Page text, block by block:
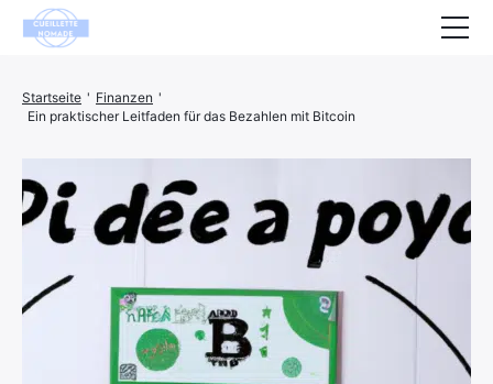
Startseite ' Finanzen '
Ein praktischer Leitfaden für das Bezahlen mit Bitcoin
Tiere
Haus
Unternehmen